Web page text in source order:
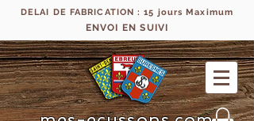
DELAI DE FABRICATION : 15 jours Maximum
ENVOI EN SUIVI